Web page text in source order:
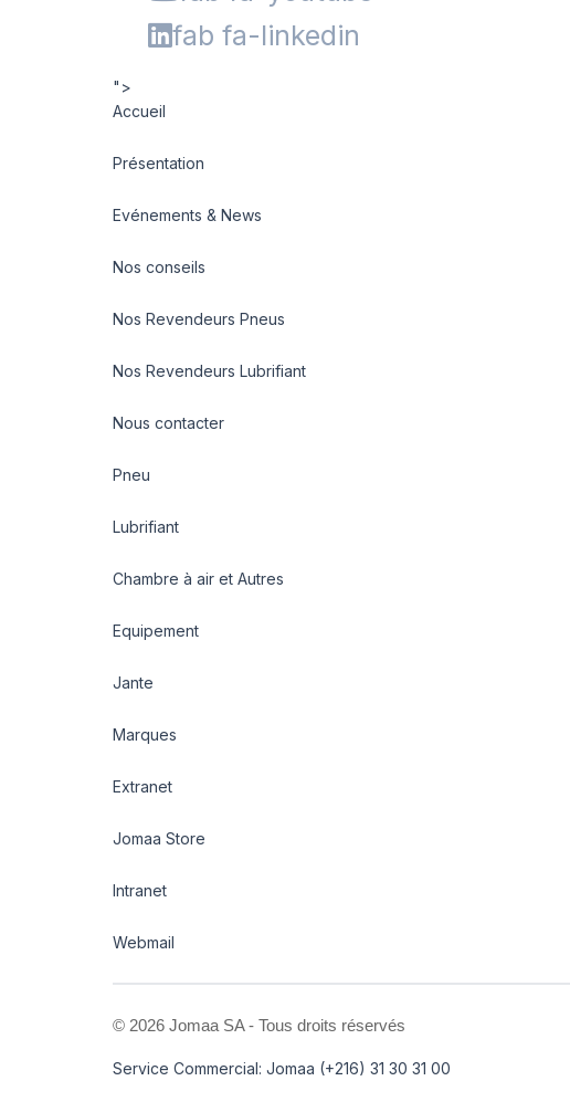
fab fa-linkedin
">
Accueil
Présentation
Evénements & News
Nos conseils
Nos Revendeurs Pneus
Nos Revendeurs Lubrifiant
Nous contacter
Pneu
Lubrifiant
Chambre à air et Autres
Equipement
Jante
Marques
Extranet
Jomaa Store
Intranet
Webmail
© 2026 Jomaa SA - Tous droits réservés
Service Commercial: Jomaa (+216) 31 30 31 00